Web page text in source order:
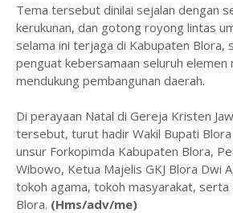
Tema tersebut dinilai sejalan dengan
kerukunan, dan gotong royong lintas
selama ini terjaga di Kabupaten Blora,
penguat kebersamaan seluruh elemen
mendukung pembangunan daerah.
Di perayaan Natal di Gereja Kristen
tersebut, turut hadir Wakil Bupati Blora
unsur Forkopimda Kabupaten Blora,
Wibowo, Ketua Majelis GKJ Blora Dwi
tokoh agama, tokoh masyarakat, serta
Blora. (Hms/adv/me)